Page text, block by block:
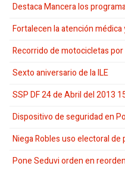
Destaca Mancera los
Fortalecen la atención
Recorrido de motocicletas por
Sexto aniversario de la ILE
SSP DF 24 de Abril del 2013
Dispositivo de seguridad en
Niega Robles uso electoral de
Pone Seduvi orden en